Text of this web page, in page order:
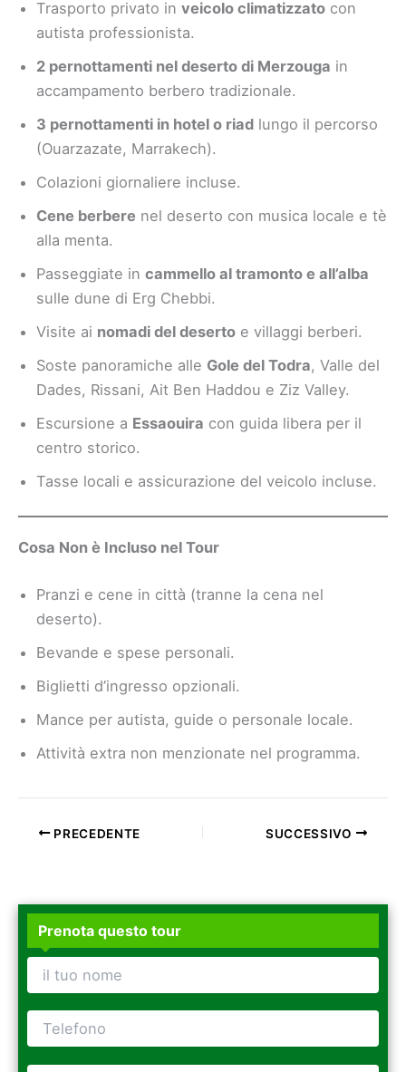
Trasporto privato in veicolo climatizzato con
autista professionista.
2 pernottamenti nel deserto di Merzouga in
accampamento berbero tradizionale.
3 pernottamenti in hotel o riad lungo il percorso
(Ouarzazate, Marrakech).
Colazioni giornaliere incluse.
Cene berbere nel deserto con musica locale e tè
alla menta.
Passeggiate in cammello al tramonto e all’alba
sulle dune di Erg Chebbi.
Visite ai nomadi del deserto e villaggi berberi.
Soste panoramiche alle Gole del Todra, Valle del
Dades, Rissani, Ait Ben Haddou e Ziz Valley.
Escursione a Essaouira con guida libera per il
centro storico.
Tasse locali e assicurazione del veicolo incluse.
Cosa Non è Incluso nel Tour
Pranzi e cene in città (tranne la cena nel
deserto).
Bevande e spese personali.
Biglietti d’ingresso opzionali.
Mance per autista, guide o personale locale.
Attività extra non menzionate nel programma.
PRECEDENTE SUCCESSIVO
Prenota questo tour